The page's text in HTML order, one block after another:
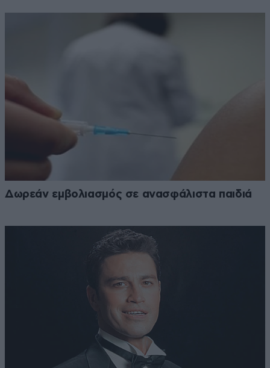
Δωρεάν εμβολιασμός σε ανασφάλιστα παιδιά